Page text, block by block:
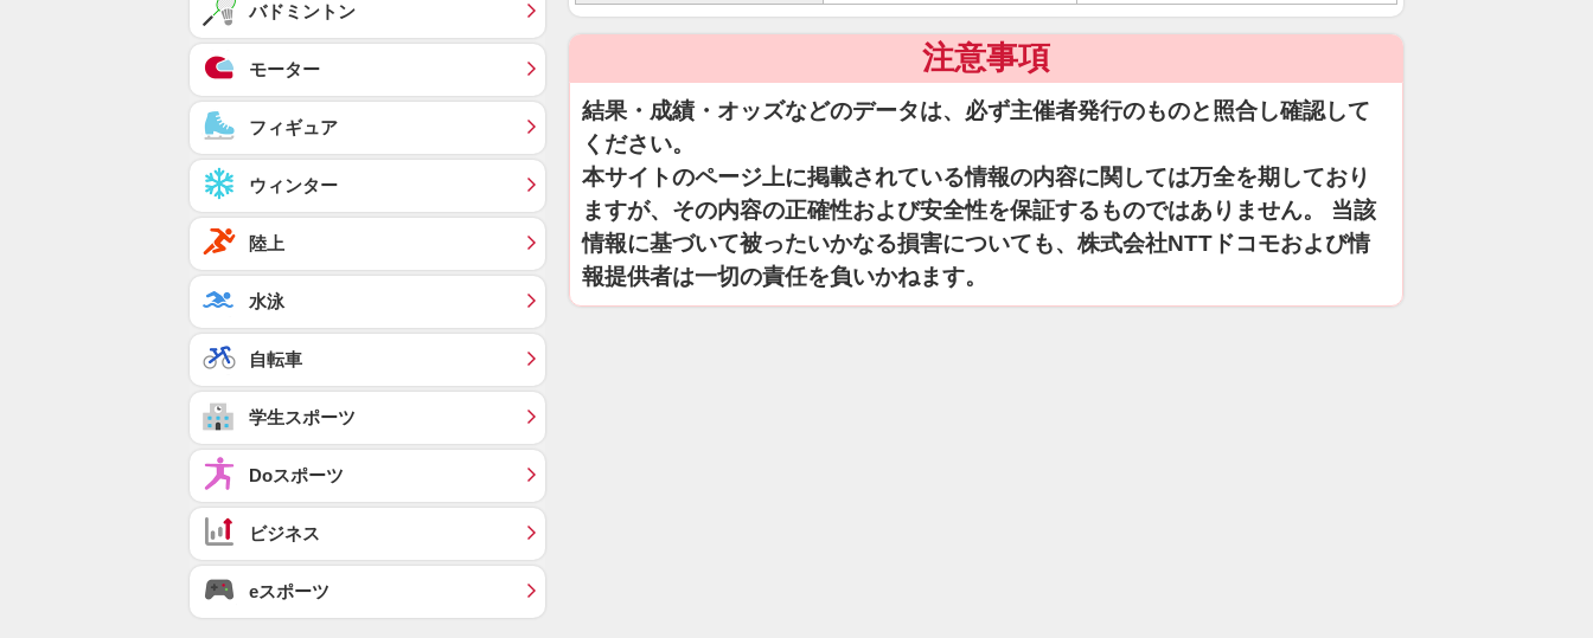
注意事項
結果・成績・オッズなどのデータは、必ず主催者発行のものと照合し確認して
ください。
本サイトのページ上に掲載されている情報の内容に関しては万全を期しており
ますが、その内容の正確性および安全性を保証するものではありません。 当該
情報に基づいて被ったいかなる損害についても、株式会社NTTドコモおよび情
報提供者は一切の責任を負いかねます。
バドミントン
モーター
フィギュア
ウィンター
陸上
水泳
自転車
学生スポーツ
Doスポーツ
ビジネス
eスポーツ